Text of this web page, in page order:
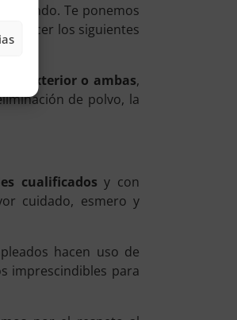
Te ponemos
conocer los siguientes
la exterior o ambas,
de polvo, la
cualificados y con
cuidado, esmero y
hacen uso de
imprescindibles para